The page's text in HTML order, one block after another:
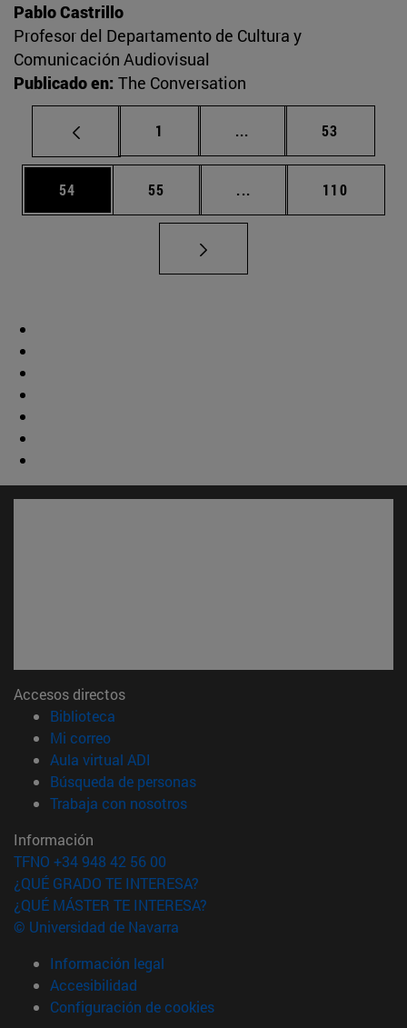
Pablo Castrillo
Profesor del Departamento de Cultura y
Comunicación Audiovisual
Publicado en: The Conversation
Página
1 ... Páginas intermedias
Página
53
Página
54 Página
55 ... Páginas intermedias
Página
110
Accesos directos
Biblioteca
Mi correo(abre en nueva ventana)
Aula virtual ADI
Búsqueda de personas(abre en nueva ventana)
Trabaja con nosotros(abre en nueva ventana)
Información
TFNO +34 948 42 56 00
¿QUÉ GRADO TE INTERESA?
¿QUÉ MÁSTER TE INTERESA?
© Universidad de Navarra
Información legal
Accesibilidad
Configuración de cookies